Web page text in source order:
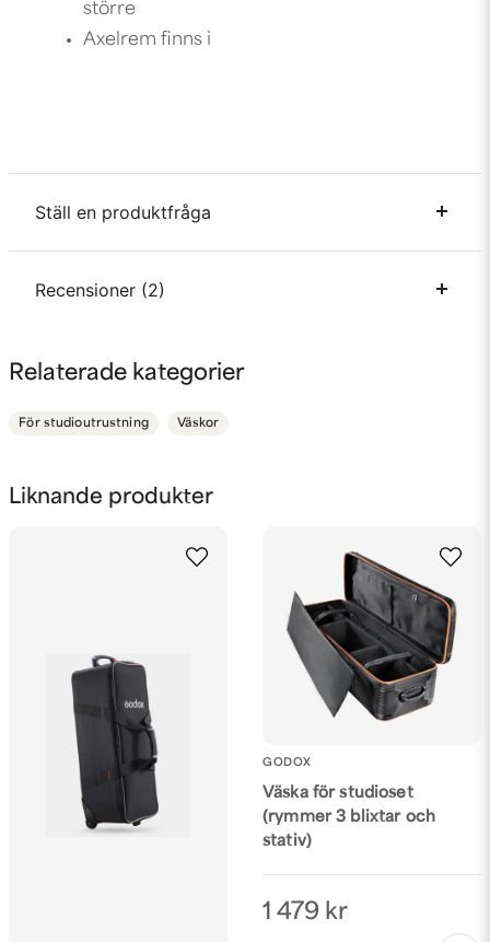
Liknande produkter
GODOX
Väska för studioset
(rymmer 3 blixtar och
stativ)
1 479 kr
större
Axelrem finns i
Ställ en produktfråga
question
Fråga oss något om denna produkten...
email
Mejladress
Ja, ni får publicera min fråga
Skicka fråga
Recensioner (2)
Anonym
Relaterade kategorier
För studioutrustning Väskor